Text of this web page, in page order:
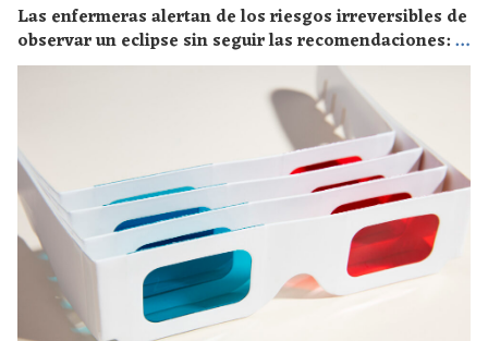
Las enfermeras alertan de los riesgos irreversibles de
observar un eclipse sin seguir las recomendaciones: la
retinopatía solar es el mayor de los peligros